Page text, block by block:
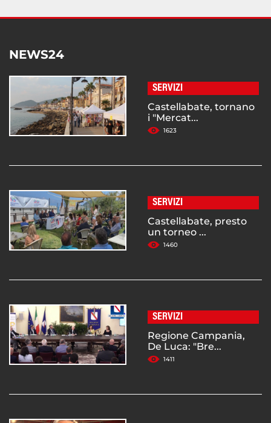
NEWS24
SERVIZI
Castellabate, tornano
i "Mercat...
1623
SERVIZI
Castellabate, presto
un torneo ...
1460
SERVIZI
Regione Campania,
De Luca: "Bre...
1411